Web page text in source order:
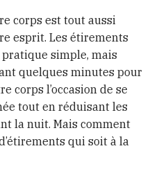
corps est tout aussi
esprit. Les étirements
simple, mais
quelques minutes pour
corps l’occasion de se
tout en réduisant les
la nuit. Mais comment
qui soit à la